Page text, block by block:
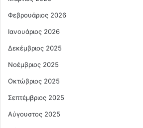
Φεβρουάριος 2026
Ιανουάριος 2026
Δεκέμβριος 2025
Νοέμβριος 2025
Οκτώβριος 2025
Σεπτέμβριος 2025
Αύγουστος 2025